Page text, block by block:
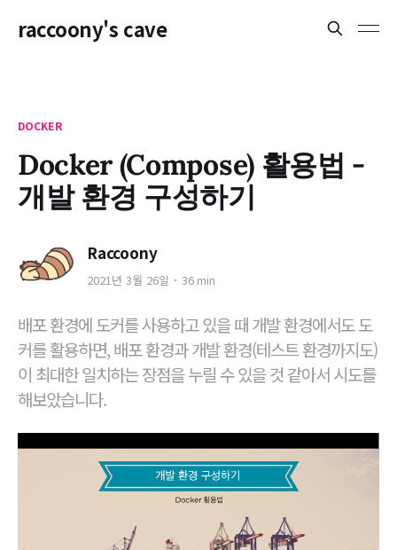
raccoony's cave
DOCKER
Docker (Compose) 활용법 -
개발 환경 구성하기
Raccoony
2021년 3월 26일 36 min
배포 환경에 도커를 사용하고 있을 때 개발 환경에서도 도
커를 활용하면, 배포 환경과 개발 환경(테스트 환경까지도)
이 최대한 일치하는 장점을 누릴 수 있을 것 같아서 시도를
해보았습니다.